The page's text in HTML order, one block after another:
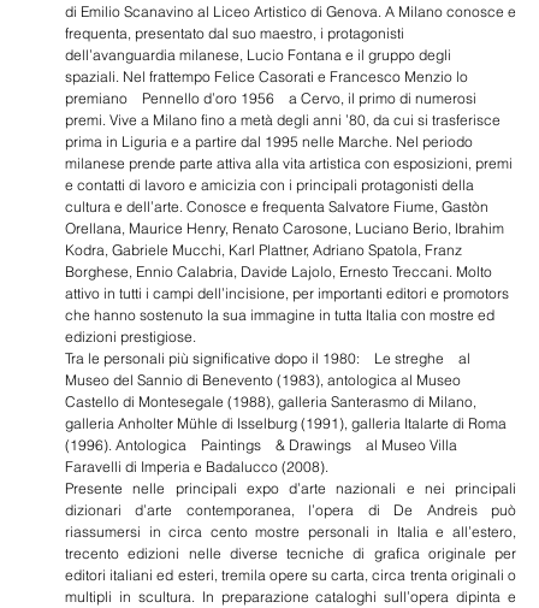
di Emilio Scanavino al Liceo Artistico di Genova. A Milano conosce e
frequenta, presentato dal suo maestro, i protagonisti
dell’avanguardia milanese, Lucio Fontana e il gruppo degli
spaziali. Nel frattempo Felice Casorati e Francesco Menzio lo
premiano Pennello d’oro 1956 a Cervo, il primo di numerosi
premi. Vive a Milano fino a metà degli anni ’80, da cui si trasferisce
prima in Liguria e a partire dal 1995 nelle Marche. Nel periodo
milanese prende parte attiva alla vita artistica con esposizioni, premi
e contatti di lavoro e amicizia con i principali protagonisti della
cultura e dell’arte. Conosce e frequenta Salvatore Fiume, Gastòn
Orellana, Maurice Henry, Renato Carosone, Luciano Berio, Ibrahim
Kodra, Gabriele Mucchi, Karl Plattner, Adriano Spatola, Franz
Borghese, Ennio Calabria, Davide Lajolo, Ernesto Treccani. Molto
attivo in tutti i campi dell’incisione, per importanti editori e promotors
che hanno sostenuto la sua immagine in tutta Italia con mostre ed
edizioni prestigiose.
Tra le personali più significative dopo il 1980: Le streghe al
Museo del Sannio di Benevento (1983), antologica al Museo
Castello di Montesegale (1988), galleria Santerasmo di Milano,
galleria Anholter Mühle di Isselburg (1991), galleria Italarte di Roma
(1996). Antologica Paintings & Drawings al Museo Villa
Faravelli di Imperia e Badalucco (2008).
Presente nelle principali expo d’arte nazionali e nei principali
dizionari d’arte contemporanea, l’opera di De Andreis può
riassumersi in circa cento mostre personali in Italia e all’estero,
trecento edizioni nelle diverse tecniche di grafica originale per
editori italiani ed esteri, tremila opere su carta, circa trenta originali o
multipli in scultura. In preparazione cataloghi sull’opera dipinta e